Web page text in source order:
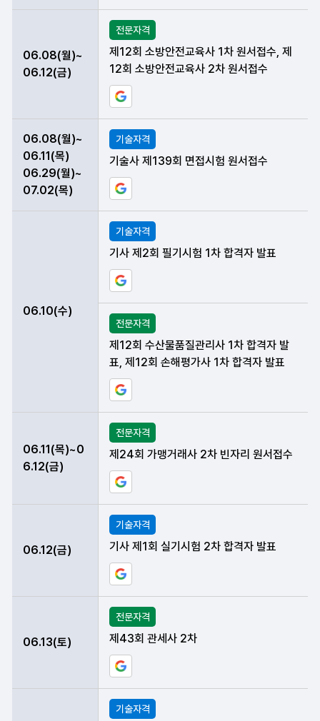
06.08(월)~
06.12(금)
전문자격
제12회 소방안전교육사 1차 원서접수, 제
12회 소방안전교육사 2차 원서접수
구글 일정에 현재 데이터 등록하기
06.08(월)~
06.11(목)
06.29(월)~
07.02(목)
기술자격
기술사 제139회 면접시험 원서접수
구글 일정에 현재 데이터 등록하기
06.10(수)
기술자격
기사 제2회 필기시험 1차 합격자 발표
구글 일정에 현재 데이터 등록하기
전문자격
제12회 수산물품질관리사 1차 합격자 발
표, 제12회 손해평가사 1차 합격자 발표
구글 일정에 현재 데이터 등록하기
06.11(목)~0
6.12(금)
전문자격
제24회 가맹거래사 2차 빈자리 원서접수
구글 일정에 현재 데이터 등록하기
06.12(금)
기술자격
기사 제1회 실기시험 2차 합격자 발표
구글 일정에 현재 데이터 등록하기
06.13(토)
전문자격
제43회 관세사 2차
구글 일정에 현재 데이터 등록하기
기술자격